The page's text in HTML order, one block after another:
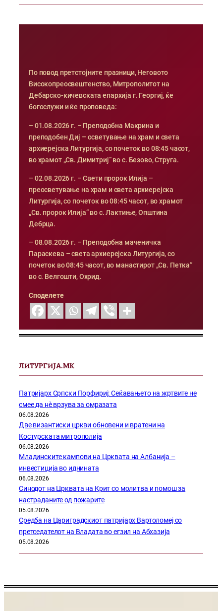
По повод претстојните празници, Неговото
Високопреосвештенство, Митрополитот на
Дебарско-кичевската епархија г. Георгиј, ќе
богослужи и ќе проповеда:
– 01.08.2026 г. – Преподобна Макрина и
преподобен Диј – осветување на храм и света
архиерејска Литургија, со почеток во 08:45 часот,
во храмот „Св. Димитриј“ во с. Безово, Струга.
– 02.08.2026 г. – Свети пророк Илија –
преосветување на храм и света архиерејска
Литургија, со почеток во 08:45 часот, во храмот
„Св. пророк Илија“ во с. Лактиње, Општина
Дебрца.
– 08.08.2026 г. – Преподобна маченичка
Параскева – света архиерејска Литургија, со
почеток во 08:45 часот, во манастирот „Св. Петка“
во с. Велгошти, Охрид.
Споделете
ЛИТУРГИЈА.МК
Патријарх Српски Порфириј: Сеќавањето на жртвите не
смее да нѐ врзува за омразата
06.08.2026
Две византиски цркви обновени и вратени на
Костурската митрополија
06.08.2026
Младинските кампови на Црквата на Албанија –
инвестиција во иднината
06.08.2026
Синодот на Црквата на Крит со молитва и помош за
настраданите од пожарите
05.08.2026
Средба на Цариградскиот патријарх Вартоломеј со
претседателот на Владата во егзил на Абхазија
05.08.2026